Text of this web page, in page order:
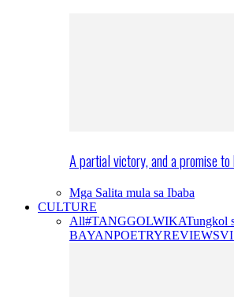
A partial victory, and a promise
Mga Salita mula sa Ibaba
CULTURE
All#TANGGOLWIKATungkol
BAYANPOETRYREVIEWS